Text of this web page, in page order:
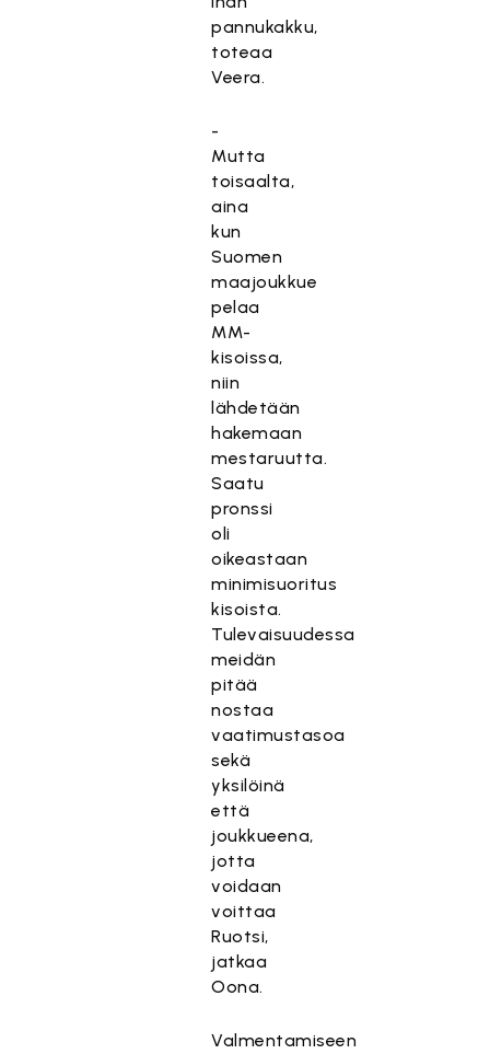
pannukakku,
toteaa
Veera.
-
Mutta
toisaalta,
aina
kun
Suomen
maajoukkue
pelaa
MM-
kisoissa,
niin
lähdetään
hakemaan
mestaruutta.
Saatu
pronssi
oli
oikeastaan
minimisuoritus
kisoista.
Tulevaisuudessa
meidän
pitää
nostaa
vaatimustasoa
sekä
yksilöinä
että
joukkueena,
jotta
voidaan
voittaa
Ruotsi,
jatkaa
Oona.
Valmentamiseen